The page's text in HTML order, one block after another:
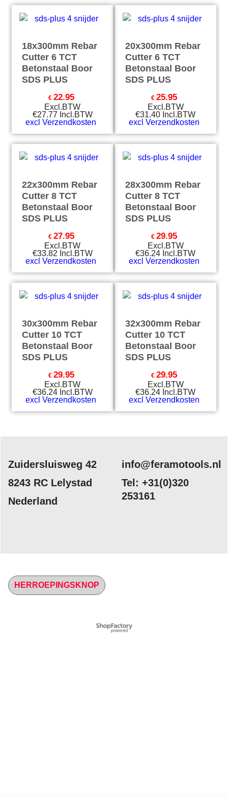
18x300mm Rebar
Cutter 6 TCT
Betonstaal Boor
SDS PLUS
€ 22.95
Excl.BTW
€27.77 Incl.BTW
excl Verzendkosten
20x300mm Rebar
Cutter 6 TCT
Betonstaal Boor
SDS PLUS
€ 25.95
Excl.BTW
€31.40 Incl.BTW
excl Verzendkosten
22x300mm Rebar
Cutter 8 TCT
Betonstaal Boor
SDS PLUS
€ 27.95
Excl.BTW
€33.82 Incl.BTW
excl Verzendkosten
28x300mm Rebar
Cutter 8 TCT
Betonstaal Boor
SDS PLUS
€ 29.95
Excl.BTW
€36.24 Incl.BTW
excl Verzendkosten
30x300mm Rebar
Cutter 10 TCT
Betonstaal Boor
SDS PLUS
€ 29.95
Excl.BTW
€36.24 Incl.BTW
excl Verzendkosten
32x300mm Rebar
Cutter 10 TCT
Betonstaal Boor
SDS PLUS
€ 29.95
Excl.BTW
€36.24 Incl.BTW
excl Verzendkosten
Zuidersluisweg 42
8243 RC Lelystad
Nederland
info@feramotools.nl
Tel: +31(0)320
253161
HERROEPINGSKNOP
Webwinkel gemaakt met
ShopFactory webwinkel